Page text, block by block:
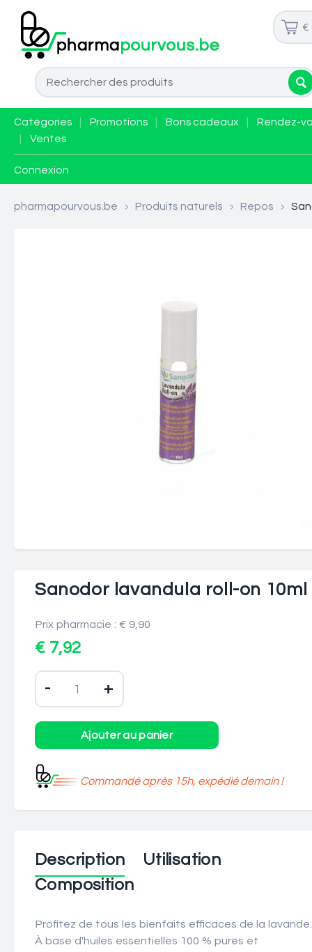
€
Catégories Promotions Bons cadeaux
Rendez-
Ventes
Connexion
pharmapourvous.be > Produits naturels > Repos >
Sanodor lavandula roll-on 10ml
Prix pharmacie : € 9,90
€ 7,92
- +
Commandé après 15h, expédié demain !
Description
Utilisation
Composition
Profitez de tous les bienfaits efficaces de la lavande.
À base d'huiles essentielles 100 % pures et